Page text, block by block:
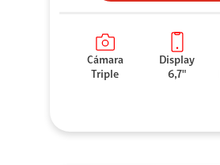
Cámara
Triple
Display
6,7"